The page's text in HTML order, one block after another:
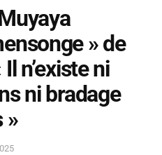
» de
n’existe ni
ni bradage
»